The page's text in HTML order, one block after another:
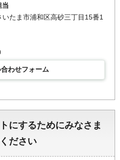
当
たま市浦和区高砂三丁目15番1
わせフォーム
にするためにみなさま
ださい